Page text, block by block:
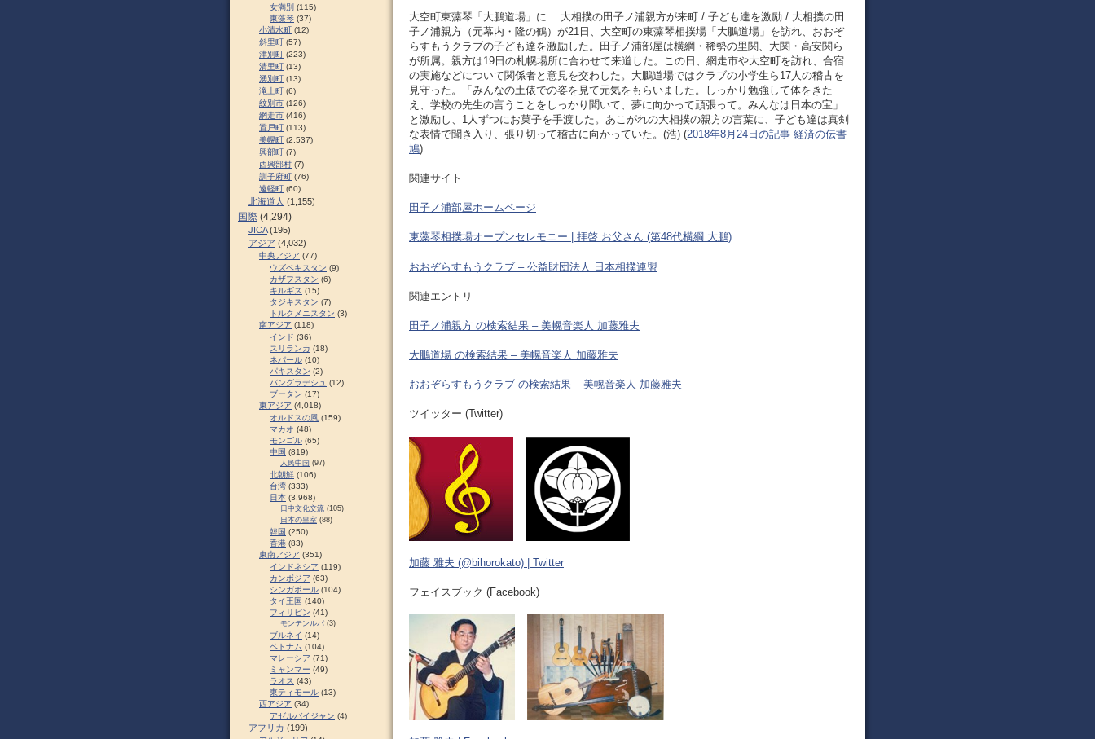
大空町東藻琴「大鵬道場」に… 大相撲の田子ノ浦親方が来町 / 子ども達を激励 / 大相撲の田
子ノ浦親方（元幕内・隆の鶴）が21日、大空町の東藻琴相撲場「大鵬道場」を訪れ、おおぞ
らすもうクラブの子ども達を激励した。田子ノ浦部屋は横綱・稀勢の里関、大関・高安関ら
が所属。親方は19日の札幌場所に合わせて来道した。この日、網走市や大空町を訪れ、合宿
の実施などについて関係者と意見を交わした。大鵬道場ではクラブの小学生ら17人の稽古を
見守った。「みんなの土俵での姿を見て元気をもらいました。しっかり勉強して体をきた
え、学校の先生の言うことをしっかり聞いて、夢に向かって頑張って。みんなは日本の宝」
と激励し、1人ずつにお菓子を手渡した。あこがれの大相撲の親方の言葉に、子ども達は真剣
な表情で聞き入り、張り切って稽古に向かっていた。(浩) (2018年8月24日の記事 経済の伝書
鳩)
関連サイト
田子ノ浦部屋ホームページ
東藻琴相撲場オープンセレモニー | 拝啓 お父さん (第48代横綱 大鵬)
おおぞらすもうクラブ – 公益財団法人 日本相撲連盟
関連エントリ
田子ノ浦親方 の検索結果 – 美幌音楽人 加藤雅夫
大鵬道場 の検索結果 – 美幌音楽人 加藤雅夫
おおぞらすもうクラブ の検索結果 – 美幌音楽人 加藤雅夫
ツイッター (Twitter)
加藤 雅夫 (@bihorokato) | Twitter
フェイスブック (Facebook)
女満別 (115)
東藻琴 (37)
小清水町 (12)
斜里町 (57)
津別町 (223)
清里町 (13)
湧別町 (13)
滝上町 (6)
紋別市 (126)
網走市 (416)
置戸町 (113)
美幌町 (2,537)
興部町 (7)
西興部村 (7)
訓子府町 (76)
遠軽町 (60)
北海道人 (1,155)
国際 (4,294)
JICA(195)
アジア (4,032)
中央アジア (77)
ウズベキスタン (9)
カザフスタン (6)
キルギス (15)
タジキスタン (7)
トルクメニスタン (3)
南アジア (118)
インド (36)
スリランカ (18)
ネパール (10)
パキスタン (2)
バングラデシュ (12)
ブータン (17)
東アジア (4,018)
オルドスの風 (159)
マカオ (48)
モンゴル (65)
中国 (819)
人民中国 (97)
北朝鮮 (106)
台湾 (333)
日本 (3,968)
日中文化交流 (105)
日本の皇室 (88)
韓国 (250)
香港 (83)
東南アジア (351)
インドネシア (119)
カンボジア (63)
シンガポール (104)
タイ王国 (140)
フィリピン (41)
モンテンルパ (3)
ブルネイ (14)
ベトナム (104)
マレーシア (71)
ミャンマー (49)
ラオス (43)
東ティモール (13)
西アジア (34)
アゼルバイジャン (4)
アフリカ (199)